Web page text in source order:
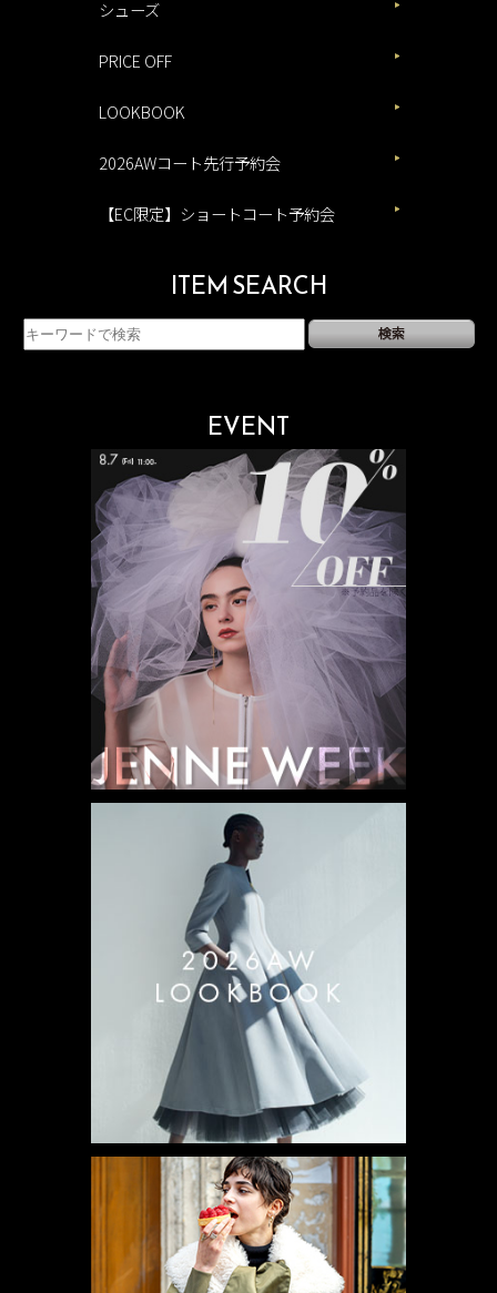
シューズ
PRICE OFF
LOOKBOOK
2026AWコート先行予約会
【EC限定】ショートコート予約会
ITEM SEARCH
EVENT